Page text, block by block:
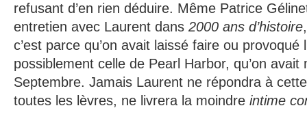
refusant d’en rien déduire. Même Patrice
entretien avec Laurent dans 2000 ans d’histoire
c’est parce qu’on avait laissé faire ou provoqué
possiblement celle de Pearl Harbor, qu’on avait
Septembre. Jamais Laurent ne répondra à
toutes les lèvres, ne livrera la moindre intime